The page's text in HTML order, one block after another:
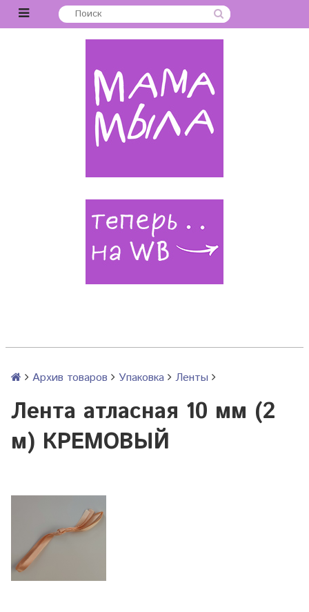
Архив товаров Упаковка Ленты
Лента атласная 10 мм (2
м) КРЕМОВЫЙ